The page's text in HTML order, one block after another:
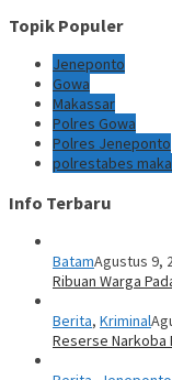
Topik Populer
Jeneponto
Gowa
Makassar
Polres Gowa
Polres Jeneponto
polrestabes
Info Terbaru
BatamAgustus 9,
Ribuan Warga
Berita, Kriminal
Reserse